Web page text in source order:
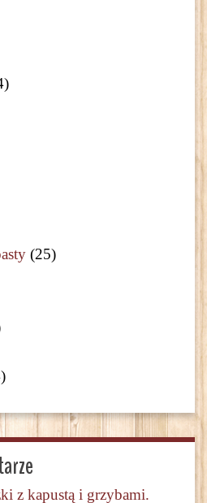
(25)
z kapustą i grzybami.